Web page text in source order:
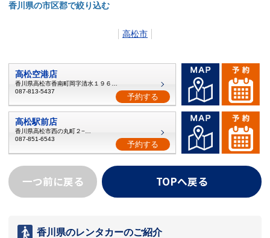
香川県の市区郡で絞り込む
高松市
高松空港店
087-813-5437
予約する
高松駅前店
香川県高松市西の丸町２−２０
087-851-6543
予約する
一つ前に戻る TOPへ戻る
香川県のレンタカーのご紹介